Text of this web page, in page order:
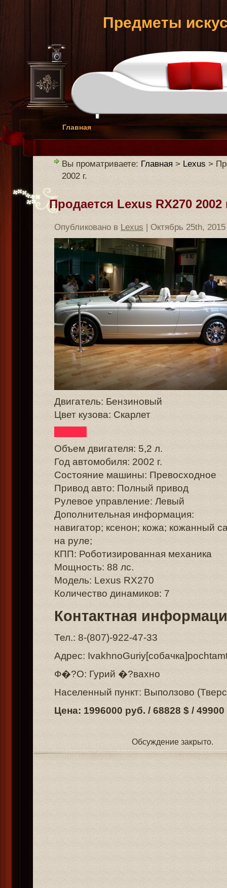
Предметы
Главная
Вы проматриваете: Главная > Lexus >
2002 г.
Продается Lexus RX270 2002
Опубликовано в Lexus | Октябрь 25th, 2015
Двигатель: Бензиновый
Цвет кузова: Скарлет
Объем двигателя: 5,2 л.
Год автомобиля: 2002 г.
Состояние машины: Превосходное
Привод авто: Полный привод
Рулевое управление: Левый
Дополнительная информация:
навигатор; ксенон; кожа; кожанный
на руле;
КПП: Роботизированная механика
Мощность: 88 лс.
Модель: Lexus RX270
Количество динамиков: 7
Контактная
Тел.: 8-(807)-922-47-33
Адрес:
Ф�?О: Гурий �?вахно
Населенный пункт: Выползово
Цена: 1996000 руб. / 68828 $ / 49900
Обсуждение закрыто.